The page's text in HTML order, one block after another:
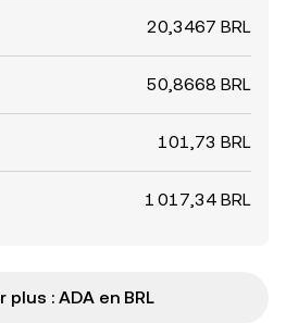
20,3467 BRL
50,8668 BRL
101,73 BRL
1 017,34 BRL
plus : ADA en BRL